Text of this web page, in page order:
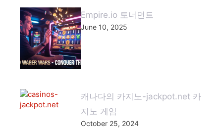
Empire.io 토너먼트
June 10, 2025
캐나다의 카지노-jackpot.net 카
지노 게임
October 25, 2024